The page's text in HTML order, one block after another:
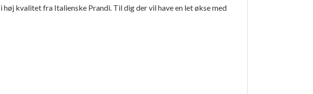
kvalitet fra Italienske Prandi. Til dig der vil have en let økse med